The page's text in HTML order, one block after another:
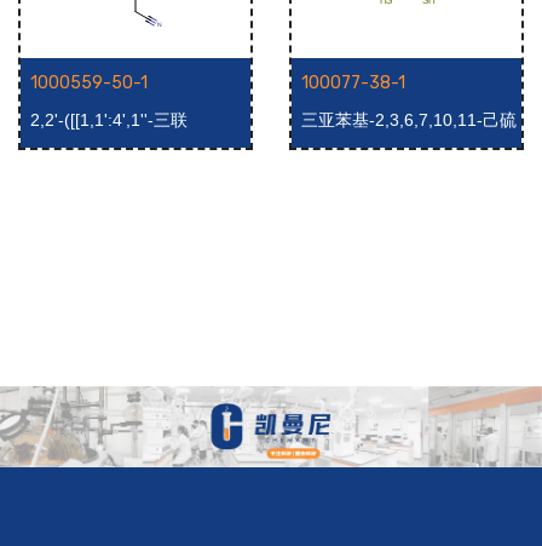
1000559-50-1
2,2'-([[1,1':4',1''-三联
苯]-4,4''-二基)二乙腈
100077-38-1
三亚苯基-2,3,6,7,10,11-己硫
醇